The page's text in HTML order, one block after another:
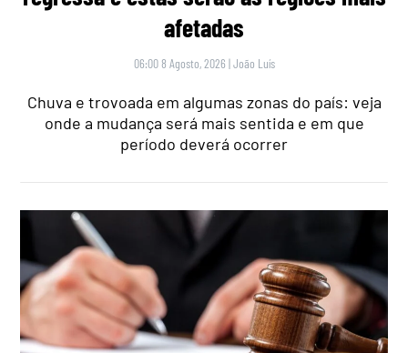
afetadas
06:00 8 Agosto, 2026 |João Luís
Chuva e trovoada em algumas zonas do país: veja
onde a mudança será mais sentida e em que
período deverá ocorrer